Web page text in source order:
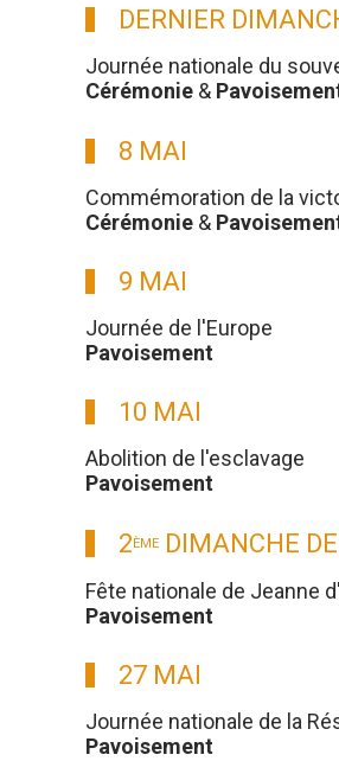
DERNIER
Journée nationale du
Cérémonie &
8 MAI
Commémoration de la
Cérémonie &
9 MAI
Journée de l'Europe
Pavoisement
10 MAI
Abolition de l'esclavage
Pavoisement
2ÈME DIMANCHE
Fête nationale de Jeanne
Pavoisement
27 MAI
Journée nationale de la
Pavoisement